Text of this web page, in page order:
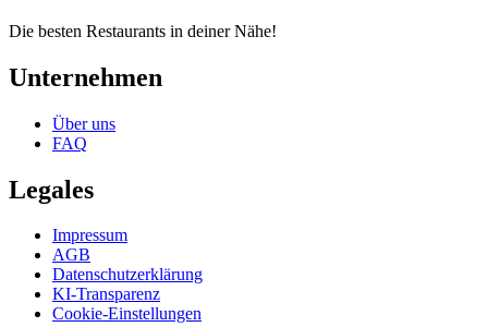
Die besten Restaurants in deiner Nähe!
Unternehmen
Über uns
FAQ
Legales
Impressum
AGB
Datenschutzerklärung
KI-Transparenz
Cookie-Einstellungen